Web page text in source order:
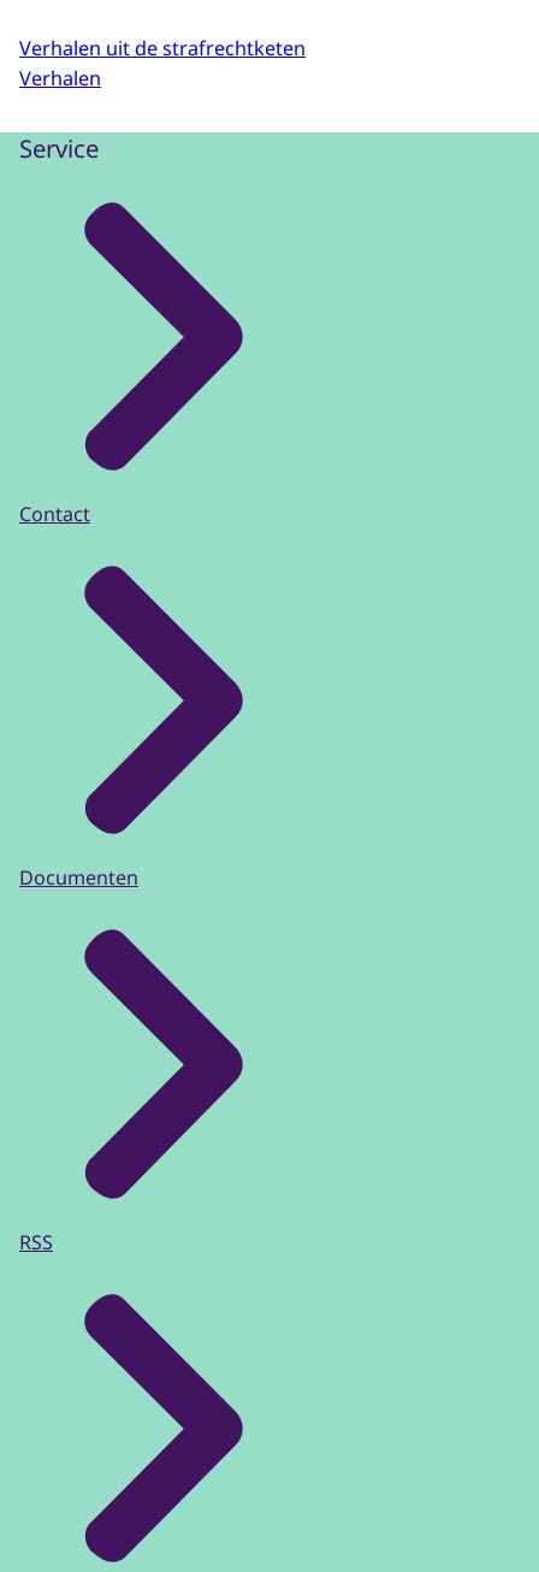
Verhalen uit de strafrechtketen
Verhalen
Service
Contact
Documenten
RSS